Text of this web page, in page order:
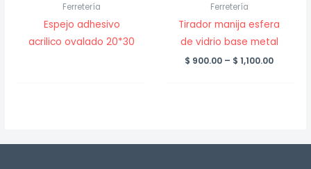
Ferretería
Espejo adhesivo
acrilico ovalado 20*30
Ferretería
Tirador manija esfera
de vidrio base metal
$ 900.00 – $ 1,100.00Price